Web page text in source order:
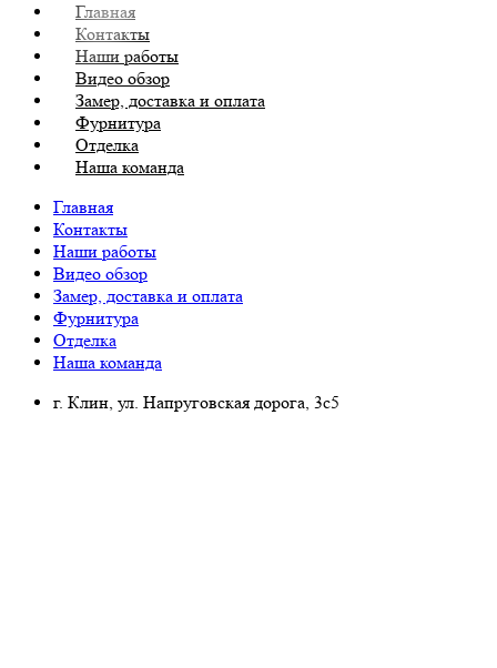
Главная
Контакты
Наши работы
Видео обзор
Замер, доставка и оплата
Фурнитура
Отделка
Наша команда
Главная
Контакты
Наши работы
Видео обзор
Замер, доставка и оплата
Фурнитура
Отделка
Наша команда
г. Клин, ул. Напруговская дорога, 3с5